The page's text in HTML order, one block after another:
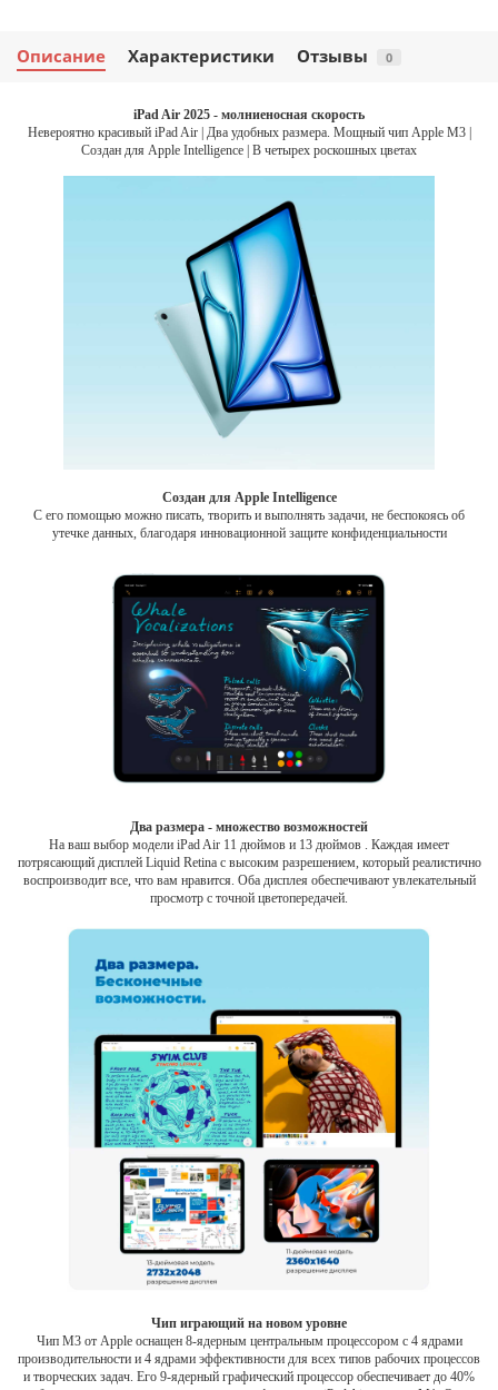
Описание Характеристики Отзывы 0
iPad Air 2025 - молниеносная скорость
Невероятно красивый iPad Air | Два удобных размера. Мощный чип Apple M3 |
Создан для Apple Intelligence | В четырех роскошных цветах
Создан для Apple Intelligence
С его помощью можно писать, творить и выполнять задачи, не беспокоясь об
утечке данных, благодаря инновационной защите конфиденциальности
Два размера - множество возможностей
На ваш выбор модели iPad Air 11 дюймов и 13 дюймов . Каждая имеет
потрясающий дисплей Liquid Retina с высоким разрешением, который реалистично
воспроизводит все, что вам нравится. Оба дисплея обеспечивают увлекательный
просмотр с точной цветопередачей.
Чип играющий на новом уровне
Чип M3 от Apple оснащен 8-ядерным центральным процессором с 4 ядрами
производительности и 4 ядрами эффективности для всех типов рабочих процессов
и творческих задач. Его 9-ядерный графический процессор обеспечивает до 40%